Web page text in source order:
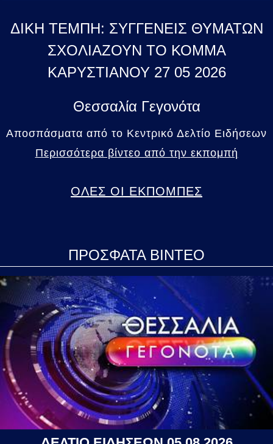
ΔΙΚΗ ΤΕΜΠΗ: ΣΥΓΓΕΝΕΙΣ ΘΥΜΑΤΩΝ
ΣΧΟΛΙΑΖΟΥΝ ΤΟ ΚΟΜΜΑ
ΚΑΡΥΣΤΙΑΝΟΥ 27 05 2026
Θεσσαλία Γεγονότα
Αποσπάσματα από το Κεντρικό Δελτίο Ειδήσεων
Περισσότερα βίντεο από την εκπομπή
ΟΛΕΣ ΟΙ ΕΚΠΟΜΠΕΣ
ΠΡΟΣΦΑΤΑ ΒΙΝΤΕΟ